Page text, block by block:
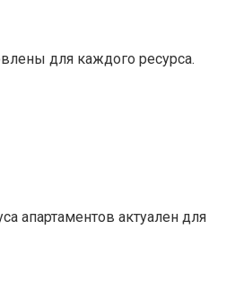
для каждого ресурса.
апартаментов актуален для